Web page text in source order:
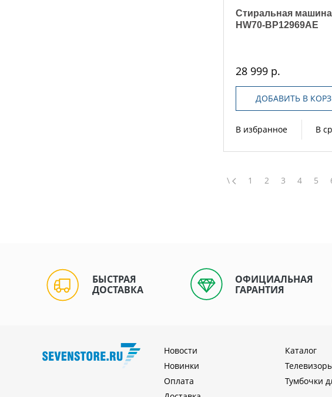
Стиральная
HW70-BP12969AE
28 999 р.
ДОБАВИТЬ В
В избранное В
\ 1 2 3 4 5
БЫСТРАЯ
ДОСТАВКА
ОФИЦИАЛЬНАЯ
ГАРАНТИЯ
Новости
Новинки
Оплата
Каталог
Тумбочки